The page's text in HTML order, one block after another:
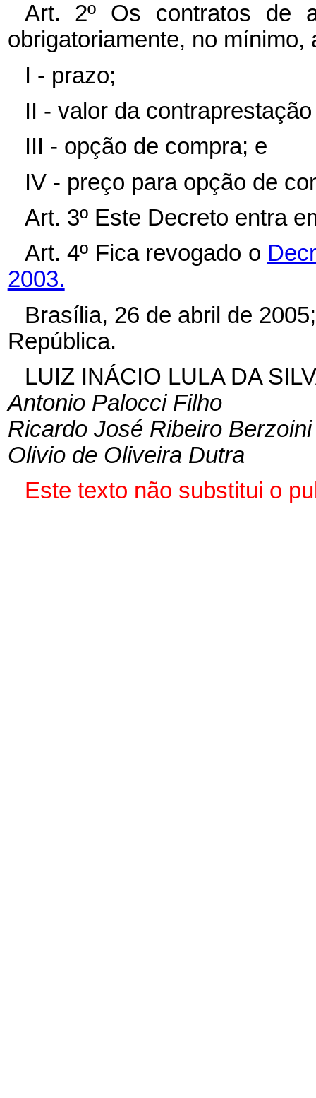
Art. 2º Os contratos de
obrigatoriamente, no
I - prazo;
II - valor da
III - opção de compra; e
IV - preço para opção de
Art. 3º Este Decreto entra
Art. 4º Fica revogado o
2003.
Brasília, 26 de abril de
República.
LUIZ INÁCIO LULA DA
Antonio Palocci Filho
Ricardo José Ribeiro Berzoini
Olivio de Oliveira Dutra
Este texto não substitui o